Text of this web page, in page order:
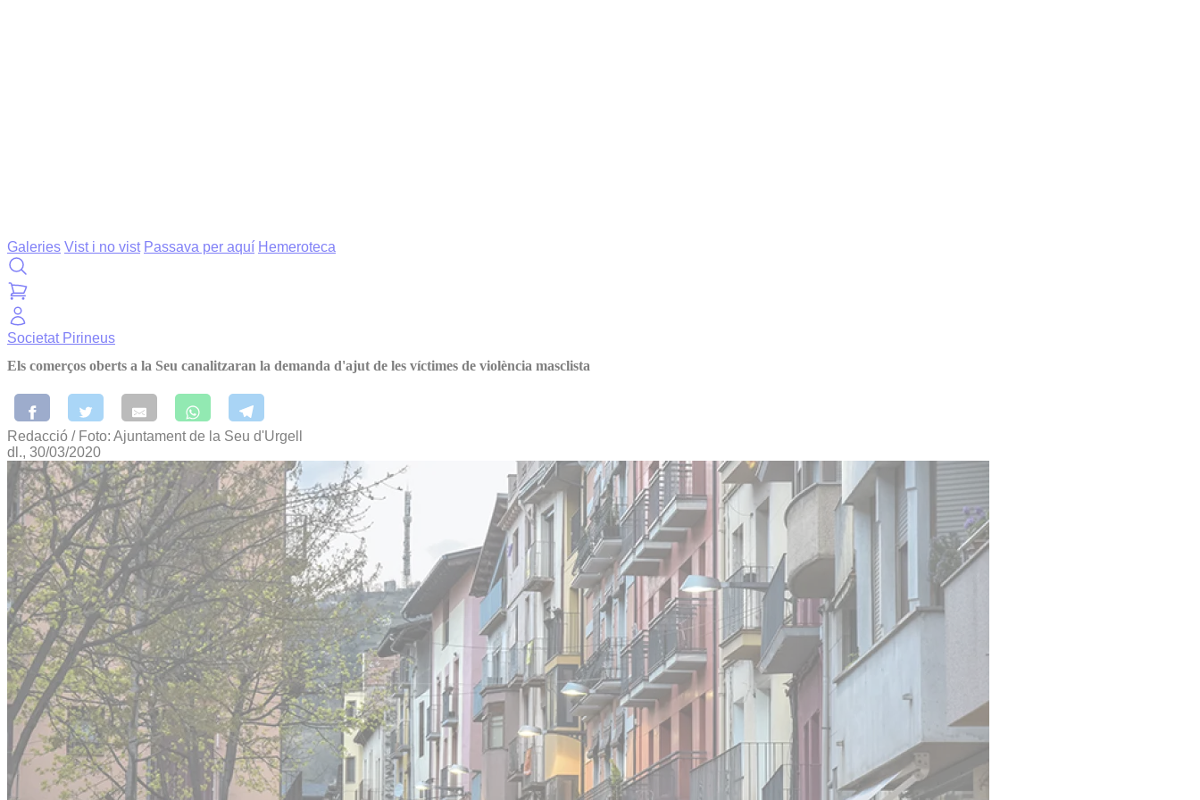
Galeries Vist i no vist Passava per aquí Hemeroteca
Societat Pirineus
Els comerços oberts a la Seu canalitzaran la demanda d'ajut de les víctimes de violència masclista
Redacció / Foto: Ajuntament de la Seu d'Urgell
dl., 30/03/2020